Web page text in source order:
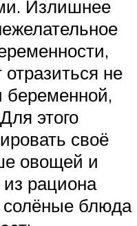
Излишнее
не
беременной,
этого
своё
овощей и
рациона
блюда